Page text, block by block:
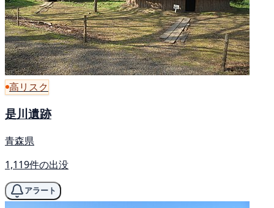
高リスク
是川遺跡
青森県
1,119件の出没
アラート